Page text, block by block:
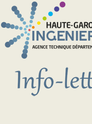
Aller au contenu principal